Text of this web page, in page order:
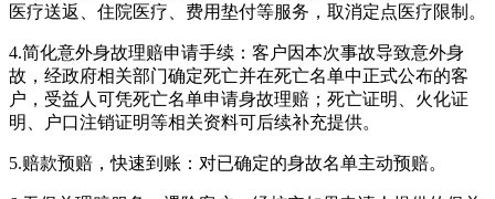
医疗送返、住院医疗、费用垫付等服务，取消定点医疗限制。
4.简化意外身故理赔申请手续：客户因本次事故导致意外身
故，经政府相关部门确定死亡并在死亡名单中正式公布的客
户，受益人可凭死亡名单申请身故理赔；死亡证明、火化证
明、户口注销证明等相关资料可后续补充提供。
5.赔款预赔，快速到账：对已确定的身故名单主动预赔。